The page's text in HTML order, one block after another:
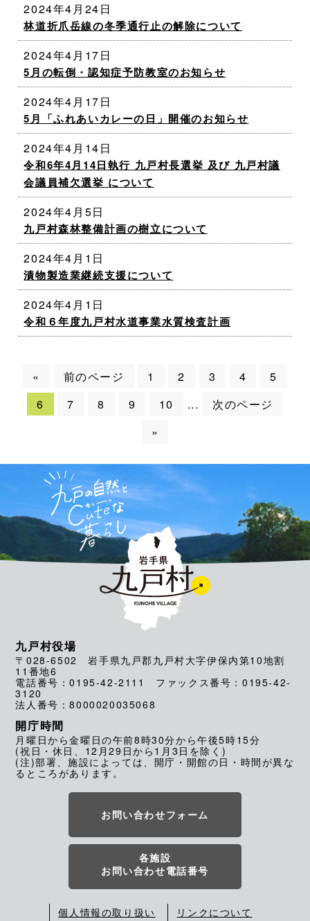
2024年4月24日
林道折爪岳線の冬季通行止の解除について
2024年4月17日
5月の転倒・認知症予防教室のお知らせ
2024年4月17日
5月「ふれあいカレーの日」開催のお知らせ
2024年4月14日
令和6年4月14日執行 九戸村長選挙 及び 九戸村議
会議員補欠選挙 について
2024年4月5日
九戸村森林整備計画の樹立について
2024年4月1日
漬物製造業継続支援について
2024年4月1日
令和６年度九戸村水道事業水質検査計画
« 前のページ 1 2 3 4
5
6
7 8 9 10 ...
次のページ
»
九戸村役場
〒028-6502 岩手県九戸郡九戸村大字伊保内第10地割
11番地6
電話番号：0195-42-2111 ファックス番号：0195-42-
3120
法人番号：8000020035068
開庁時間
月曜日から金曜日の午前8時30分から午後5時15分
(祝日・休日、12月29日から1月3日を除く)
(注)部署、施設によっては、開庁・開館の日・時間が異な
るところがあります。
お問い合わせフォーム
各施設
お問い合わせ電話番号
個人情報の取り扱い リンクについて